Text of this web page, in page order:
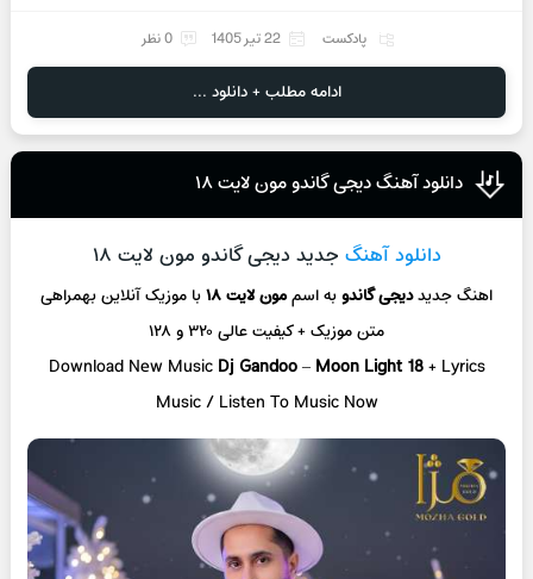
پادکست 22 تیر 1405 0 نظر
ادامه مطلب + دانلود ...
دانلود آهنگ دیجی گاندو مون لایت ۱۸
دانلود آهنگ جدید دیجی گاندو مون لایت ۱۸
اهنگ جدیددیجی گاندوبه اسممون لایت ۱۸ با موزیک آنلاینبهمراهی
متن موزیک + کیفیت عالی ۳۲۰ و ۱۲۸
Download New Music Dj Gandoo–Moon Light 18+ Lyrics
Music / Listen To Music Now